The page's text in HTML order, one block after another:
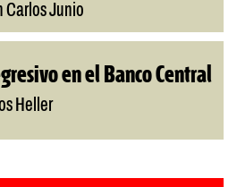
Carlos Junio
en el Banco Central
Heller